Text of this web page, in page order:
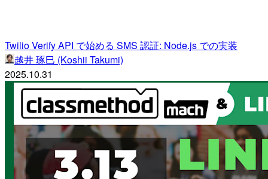
Twilio Verify API で始める SMS 認証: Node.js での実装
越井 琢巳 (Koshii Takumi)
2025.10.31